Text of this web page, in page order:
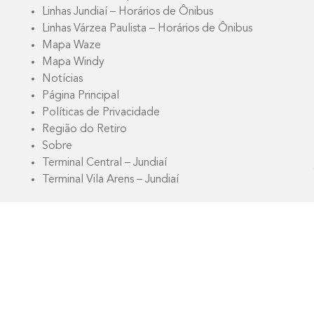
Linhas Jundiaí – Horários de Ônibus
Linhas Várzea Paulista – Horários de Ônibus
Mapa Waze
Mapa Windy
Notícias
Página Principal
Políticas de Privacidade
Região do Retiro
Sobre
Terminal Central – Jundiaí
Terminal Vila Arens – Jundiaí